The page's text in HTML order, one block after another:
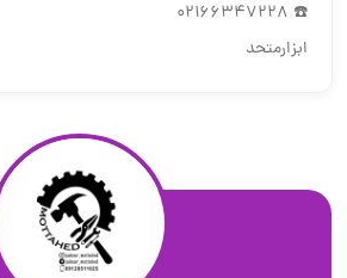
☎️ 02166347228
ابزارمتحد